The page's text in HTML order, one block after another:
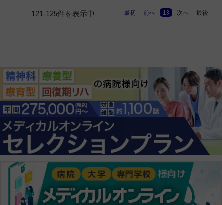
121-125件を表示中 最初 前へ 13 次へ 最後